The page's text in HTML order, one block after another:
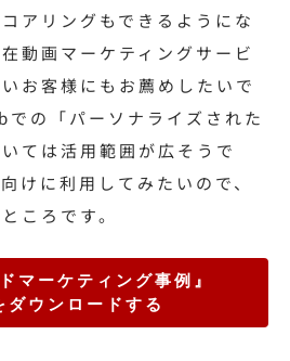
アリングもできるようにな
動画マーケティングサービ
お客様にもお薦めしたいで
の「パーソナライズされた
ては活用範囲が広そうで
けに利用してみたいので、
ころです。
マーケティング事例』
ダウンロードする